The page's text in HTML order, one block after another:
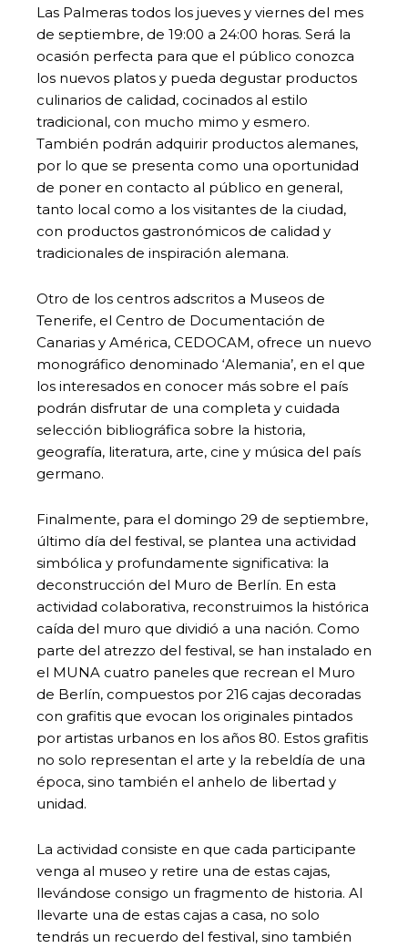
Las Palmeras todos los jueves y viernes del mes
de septiembre, de 19:00 a 24:00 horas. Será la
ocasión perfecta para que el público conozca
los nuevos platos y pueda degustar productos
culinarios de calidad, cocinados al estilo
tradicional, con mucho mimo y esmero.
También podrán adquirir productos alemanes,
por lo que se presenta como una oportunidad
de poner en contacto al público en general,
tanto local como a los visitantes de la ciudad,
con productos gastronómicos de calidad y
tradicionales de inspiración alemana.
Otro de los centros adscritos a Museos de
Tenerife, el Centro de Documentación de
Canarias y América, CEDOCAM, ofrece un nuevo
monográfico denominado ‘Alemania’, en el que
los interesados en conocer más sobre el país
podrán disfrutar de una completa y cuidada
selección bibliográfica sobre la historia,
geografía, literatura, arte, cine y música del país
germano.
Finalmente, para el domingo 29 de septiembre,
último día del festival, se plantea una actividad
simbólica y profundamente significativa: la
deconstrucción del Muro de Berlín. En esta
actividad colaborativa, reconstruimos la histórica
caída del muro que dividió a una nación. Como
parte del atrezzo del festival, se han instalado en
el MUNA cuatro paneles que recrean el Muro
de Berlín, compuestos por 216 cajas decoradas
con grafitis que evocan los originales pintados
por artistas urbanos en los años 80. Estos grafitis
no solo representan el arte y la rebeldía de una
época, sino también el anhelo de libertad y
unidad.
La actividad consiste en que cada participante
venga al museo y retire una de estas cajas,
llevándose consigo un fragmento de historia. Al
llevarte una de estas cajas a casa, no solo
tendrás un recuerdo del festival, sino también